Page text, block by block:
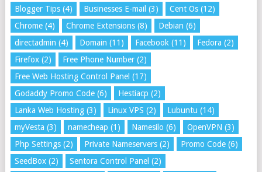
Blogger Tips(4) Businesses E-mail (3) Cent Os(12)
Chrome(4) Chrome Extensions(8) Debian (6)
directadmin (4) Domain (11) Facebook (11) Fedora (2)
Firefox(2) Free Phone Number(2)
Free Web Hosting Control Panel (17)
Godaddy Promo Code(6) Hestiacp (2)
Lanka Web Hosting(3) Linux VPS (2) Lubuntu (14)
myVesta (3) namecheap (1) Namesilo (6) OpenVPN (3)
Php Settings(2) Private Nameservers(2) Promo Code(6)
SeedBox(2) Sentora Control Panel (2)